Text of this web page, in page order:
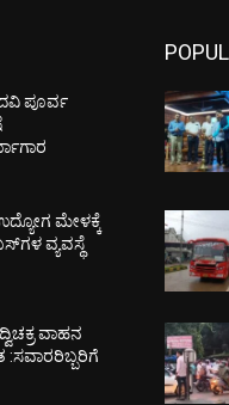
ಪೂರ್ವ
ಮೇಳಕ್ಕೆ
ವ್ಯವಸ್ಥೆ
ವಾಹನ